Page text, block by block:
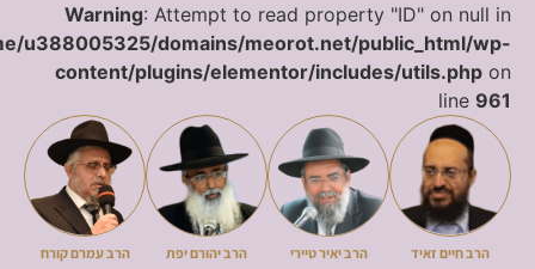
Warning: Attempt to read property "ID" on null in
u388005325/domains/meorot.net/public_html/wp-
content/plugins/elementor/includes/utils.php on
line 961
הרב עמרם קורח הרב יהורם יפת הרב יאיר טיירי הרב חיים זאיד
בשבוע הקרוב יצא לאור לוח 'המאורות' – לוח
עולם התורה • כל מה שרצית לדעת ביהדות
תימן | הלוח מופץ בכל רחבי הארץ, בכ-250
מוקדים ובבתי הכנסת | להצעת פרסום